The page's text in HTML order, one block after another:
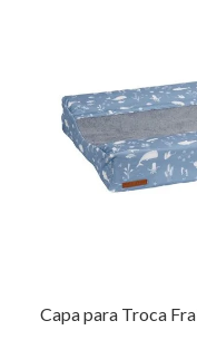
Capa para Troca